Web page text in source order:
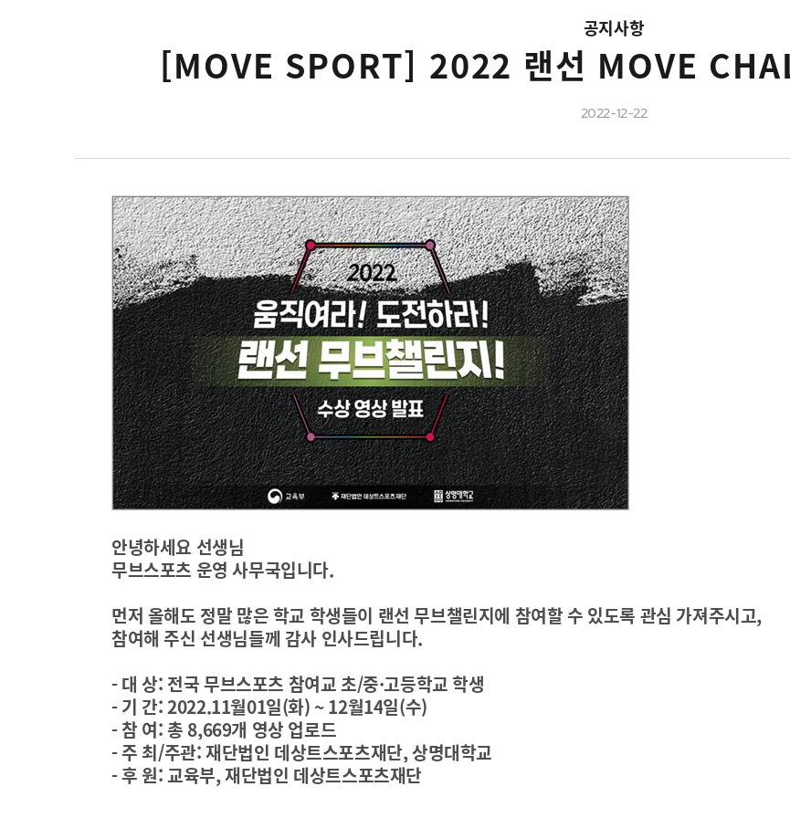
공지사항
[MOVE SPORT] 2022 랜선 MOVE
2022-12-22
안녕하세요 선생님
무브스포츠 운영 사무국입니다.
먼저 올해도 정말 많은 학교 학생들이 랜선 무브챌린지에 참여할 수 있도록 관심 가져주시고,
참여해 주신 선생님들께 감사 인사드립니다.
- 대 상: 전국 무브스포츠 참여교 초/중·고등학교 학생
- 기 간: 2022.11월01일(화) ~ 12월14일(수)
- 참 여:총 8,669개 영상 업로드
- 주 최/주관:재단법인 데상트스포츠재단,상명대학교
- 후 원:교육부,재단법인 데상트스포츠재단